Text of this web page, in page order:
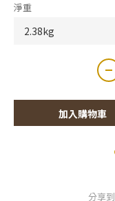
淨重
加入購物車
分享到